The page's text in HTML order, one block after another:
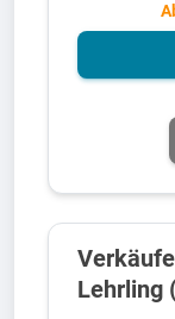
Lehrling